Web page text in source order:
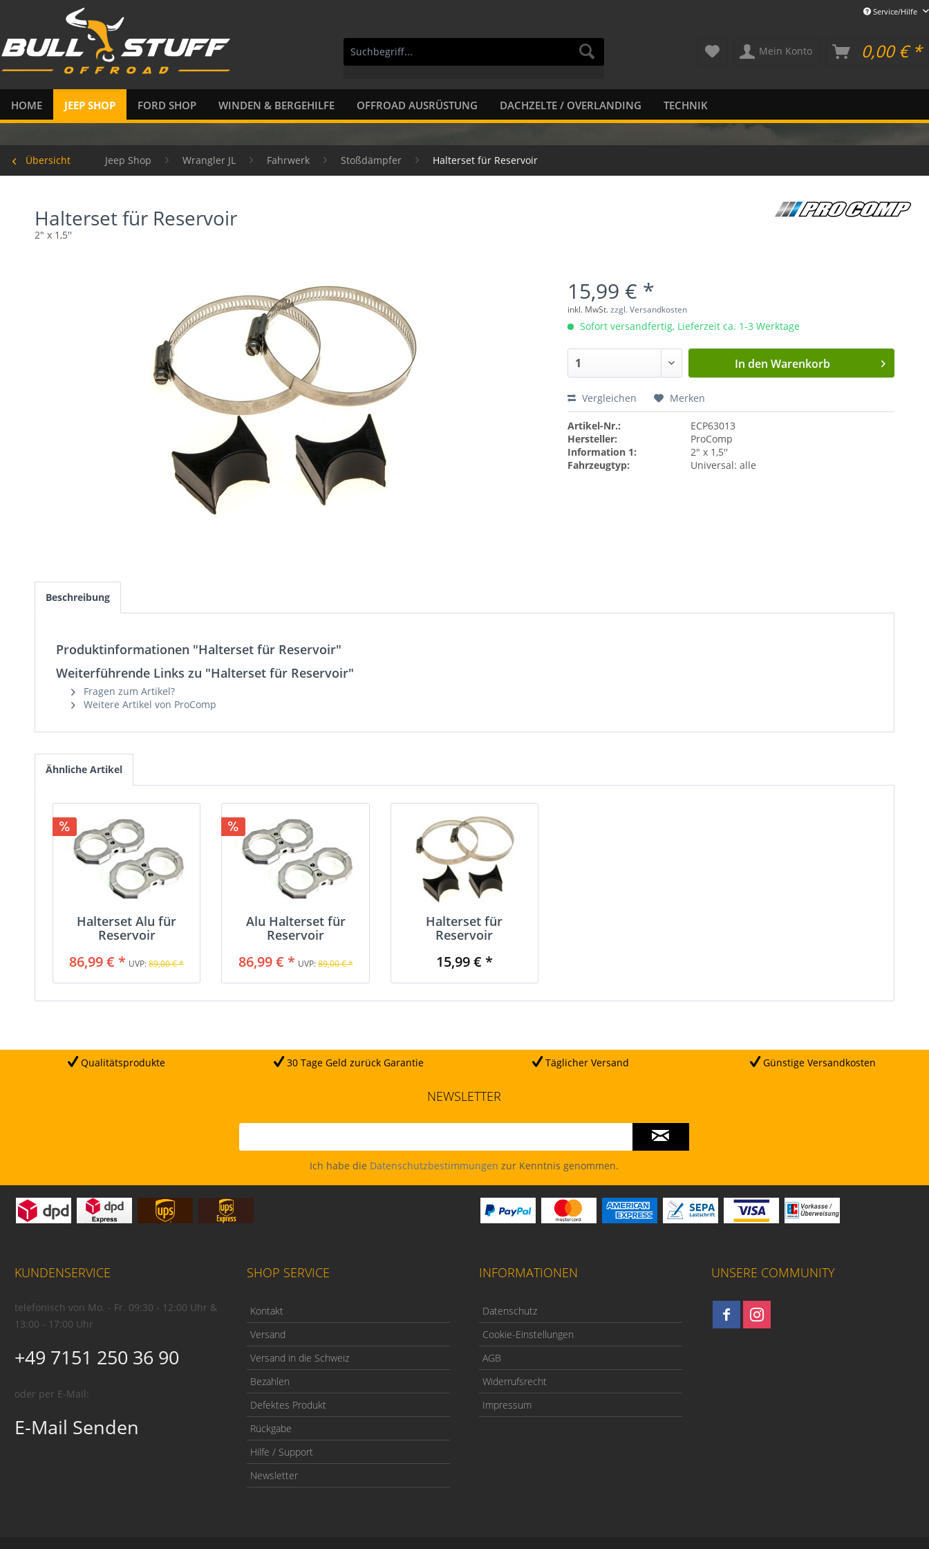
Service/Hilfe
Mein Konto 0,00 € *
HOME JEEP SHOP FORD SHOP WINDEN & BERGEHILFE OFFROAD AUSRÜSTUNG DACHZELTE / OVERLANDING TECHNIK
Übersicht Jeep Shop Wrangler JL Fahrwerk Stoßdämpfer Halterset für Reservoir
Halterset für Reservoir
2" x 1,5''
15,99 € *
inkl. MwSt.zzgl. Versandkosten
Sofort versandfertig, Lieferzeit ca. 1-3 Werktage
In den Warenkorb
Vergleichen Merken
Artikel-Nr.:
ECP63013
Hersteller:
ProComp
Information 1:
2" x 1,5''
Fahrzeugtyp:
Universal: alle
Beschreibung
Produktinformationen "Halterset für Reservoir"
Weiterführende Links zu "Halterset für Reservoir"
Fragen zum Artikel?
Weitere Artikel von ProComp
Ähnliche Artikel
Halterset Alu für
Reservoir
86,99 € * UVP:89,00 € *
Alu Halterset für
Reservoir
86,99 € * UVP:89,00 € *
Halterset für
Reservoir
15,99 € *
Qualitätsprodukte 30 Tage Geld zurück Garantie Täglicher Versand Günstige Versandkosten
NEWSLETTER
Ich habe die Datenschutzbestimmungen zur Kenntnis genommen.
KUNDENSERVICE
telefonisch von Mo. - Fr. 09:30 - 12:00 Uhr &
13:00 - 17:00 Uhr
+49 7151 250 36 90
oder per E-Mail:
E-Mail Senden
SHOP SERVICE
Kontakt
Versand
Versand in die Schweiz
Bezahlen
Defektes Produkt
Rückgabe
Hilfe / Support
Newsletter
INFORMATIONEN
Datenschutz
Cookie-Einstellungen
AGB
Widerrufsrecht
Impressum
UNSERE COMMUNITY